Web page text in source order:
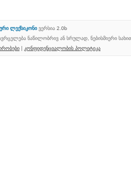
ლექსიკონი ვერსია 2.0b
ნაწილობრივ ან სრულად, ნებისმიერი
| კონფიდენციალობის პოლიტიკა